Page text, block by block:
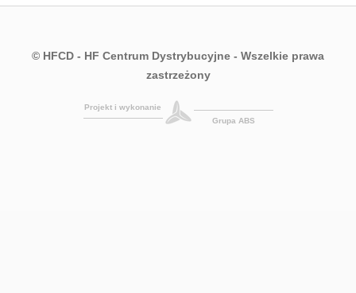
© HFCD - HF Centrum Dystrybucyjne - Wszelkie prawa
zastrzeżony
Projekt i wykonanie
Grupa ABS